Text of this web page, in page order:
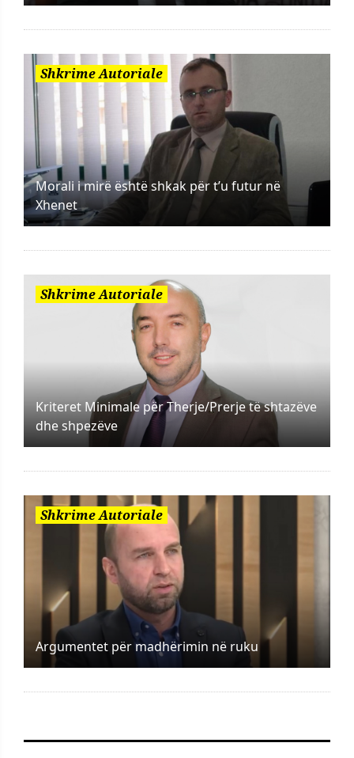
Shkrime Autoriale
Morali i mirë është shkak për t’u futur në
Xhenet
Shkrime Autoriale
Kriteret Minimale për Therje/Prerje të shtazëve
dhe shpezëve
Shkrime Autoriale
Argumentet për madhërimin në ruku